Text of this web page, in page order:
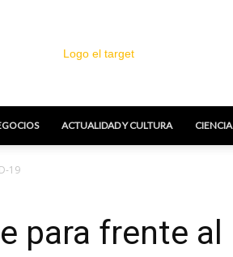
ACTUALIDAD Y CULTURA CIENCIA
19
para frente al